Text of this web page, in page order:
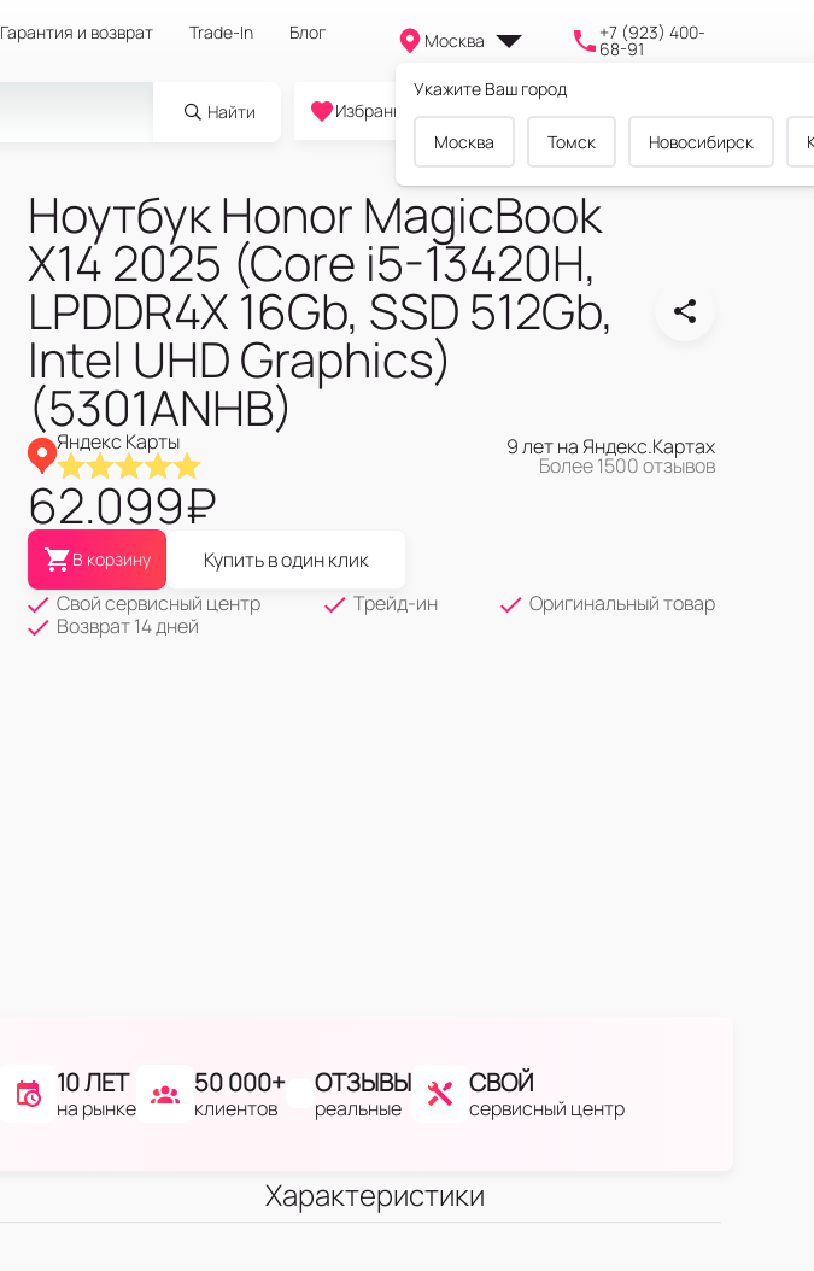
Гарантия и возврат Trade-In Блог Москва
Укажите Ваш город
Москва Томск Новосибирск
+7 (923) 400-
68-91
Найти
0
Избранное Cравнение Корзина
Ноутбук Honor MagicBook
X14 2025 (Core i5-13420H,
LPDDR4X 16Gb, SSD 512Gb,
Intel UHD Graphics)
(5301ANHB)
Яндекс Карты 9 лет на Яндекс.Картах
Более 1500 отзывов
62.099₽
В корзину
Купить в один клик
Свой сервисный центр
Трейд-ин
Оригинальный товар
Возврат 14 дней
10 ЛЕТ
на рынке
50 000+
клиентов
ОТЗЫВЫ
реальные
СВОЙ
сервисный центр
Характеристики